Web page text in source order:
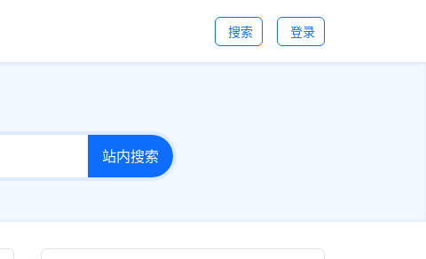
搜索 登录
站内搜索